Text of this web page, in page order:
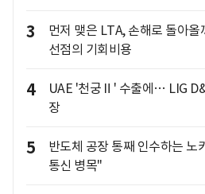
3
먼저 맺은 LTA, 손해로 돌아
선점의 기회비용
4
UAE '천궁Ⅱ' 수출에… LIG
장
5
반도체 공장 통째 인수하는
통신 병목"